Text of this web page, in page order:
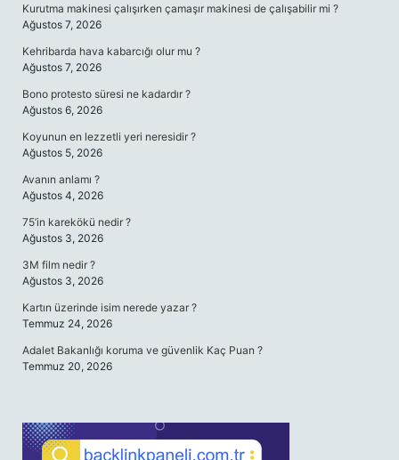
Kurutma makinesi çalışırken çamaşır makinesi de çalışabilir mi ?
Ağustos 7, 2026
Kehribarda hava kabarcığı olur mu ?
Ağustos 7, 2026
Bono protesto süresi ne kadardır ?
Ağustos 6, 2026
Koyunun en lezzetli yeri neresidir ?
Ağustos 5, 2026
Avanın anlamı ?
Ağustos 4, 2026
75’in karekökü nedir ?
Ağustos 3, 2026
3M film nedir ?
Ağustos 3, 2026
Kartın üzerinde isim nerede yazar ?
Temmuz 24, 2026
Adalet Bakanlığı koruma ve güvenlik Kaç Puan ?
Temmuz 20, 2026